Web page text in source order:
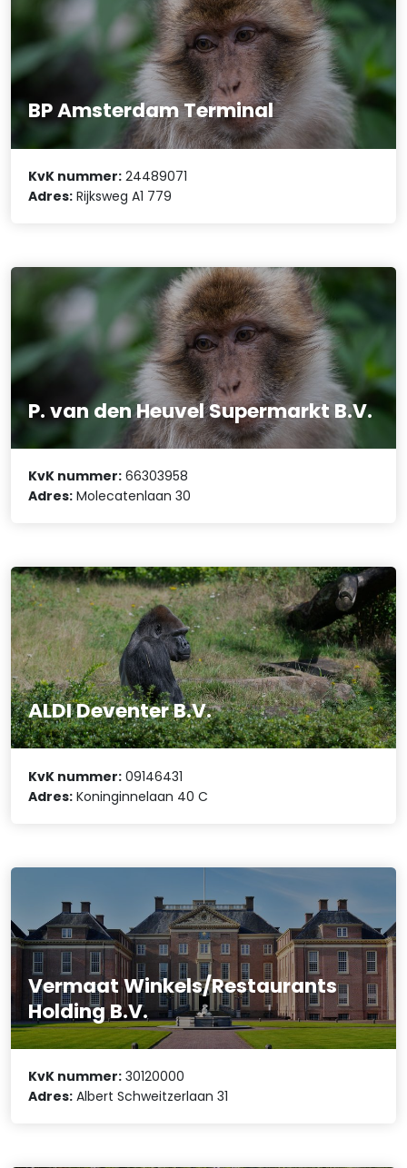
BP Amsterdam Terminal
KvK nummer: 24489071
Adres: Rijksweg A1 779
P. van den Heuvel Supermarkt B.V.
KvK nummer: 66303958
Adres: Molecatenlaan 30
ALDI Deventer B.V.
KvK nummer: 09146431
Adres: Koninginnelaan 40 C
Vermaat Winkels/Restaurants
Holding B.V.
KvK nummer: 30120000
Adres: Albert Schweitzerlaan 31